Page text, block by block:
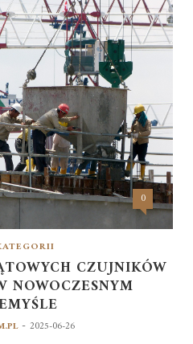
0
CZUJNIKÓW
NOWOCZESNYM
- 2025-06-26